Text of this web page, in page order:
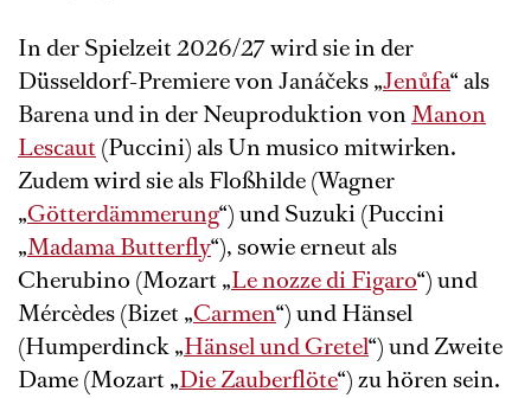
In der Spielzeit 2026/27 wird sie in der
Düsseldorf-Premiere von Janáčeks „Jenůfa“ als
Barena und in der Neuproduktion vonManon
Lescaut(Puccini) als Un musico mitwirken.
Zudem wird sie als Floßhilde (Wagner
„Götterdämmerung“) und Suzuki (Puccini
„Madama Butterfly“), sowie erneut als
Cherubino (Mozart „Le nozze di Figaro“) und
Mércèdes (Bizet „Carmen“) und Hänsel
(Humperdinck „Hänsel und Gretel“) und Zweite
Dame (Mozart „Die Zauberflöte“) zu hören sein.